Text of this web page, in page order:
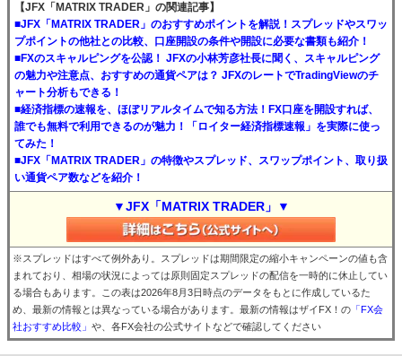
【JFX「MATRIX TRADER」の関連記事】
■JFX「MATRIX TRADER」のおすすめポイントを解説！スプレッドやスワッ
プポイントの他社との比較、口座開設の条件や開設に必要な書類も紹介！
■FXのスキャルピングを公認！ JFXの小林芳彦社長に聞く、スキャルピング
の魅力や注意点、おすすめの通貨ペアは？ JFXのレートでTradingViewのチ
ャート分析もできる！
■経済指標の速報を、ほぼリアルタイムで知る方法！FX口座を開設すれば、
誰でも無料で利用できるのが魅力！「ロイター経済指標速報」を実際に使っ
てみた！
■JFX「MATRIX TRADER」の特徴やスプレッド、スワップポイント、取り扱
い通貨ペア数などを紹介！
▼JFX「MATRIX TRADER」▼
※スプレッドはすべて例外あり。スプレッドは期間限定の縮小キャンペーンの値も含
まれており、相場の状況によっては原則固定スプレッドの配信を一時的に休止してい
る場合もあります。この表は2026年8月3日時点のデータをもとに作成しているた
め、最新の情報とは異なっている場合があります。最新の情報はザイFX！の 「FX会
社おすすめ比較」 や、各FX会社の公式サイトなどで確認してください